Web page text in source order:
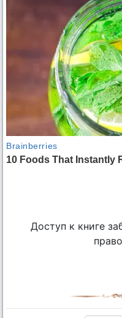
Доступ к книге